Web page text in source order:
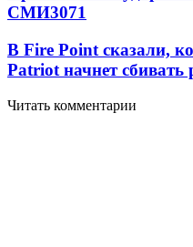
СМИ3071
В Fire Point сказали,
Patriot начнет сбивать
Читать комментарии